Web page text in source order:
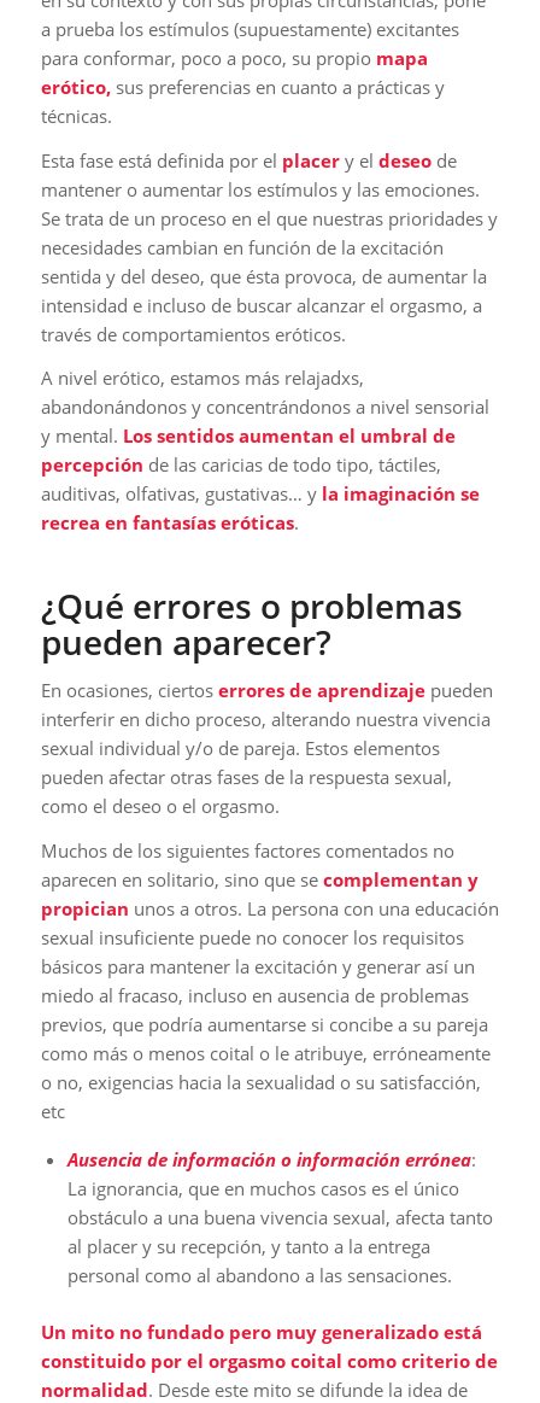
a prueba los estímulos (supuestamente) excitantes
para conformar, poco a poco, su propio mapa
erótico,sus preferencias en cuanto a prácticas y
técnicas.
Esta fase está definida por el placery el deseode
mantener o aumentar los estímulos y las emociones.
Se trata de un proceso en el que nuestras prioridades y
necesidades cambian en función de la excitación
sentida y del deseo, que ésta provoca, de aumentar la
intensidad e incluso de buscar alcanzar el orgasmo, a
través de comportamientos eróticos.
A nivel erótico, estamos más relajadxs,
abandonándonos y concentrándonos a nivel sensorial
y mental. Los sentidos aumentan el umbral de
percepción de las caricias de todo tipo, táctiles,
auditivas, olfativas, gustativas… y la imaginación se
recrea en fantasías eróticas.
¿Qué errores o problemas
pueden aparecer?
En ocasiones, ciertos errores de aprendizajepueden
interferir en dicho proceso, alterando nuestra vivencia
sexual individual y/o de pareja. Estos elementos
pueden afectar otras fases de la respuesta sexual,
como el deseo o el orgasmo.
Muchos de los siguientes factores comentados no
aparecen en solitario, sino que se complementan y
propician unos a otros. La persona con una educación
sexual insuficiente puede no conocer los requisitos
básicos para mantener la excitación y generar así un
miedo al fracaso, incluso en ausencia de problemas
previos, que podría aumentarse si concibe a su pareja
como más o menos coital o le atribuye, erróneamente
o no, exigencias hacia la sexualidad o su satisfacción,
etc
Ausencia de información o información errónea:
La ignorancia, que en muchos casos es el único
obstáculo a una buena vivencia sexual, afecta tanto
al placer y su recepción, y tanto a la entrega
personal como al abandono a las sensaciones.
Un mito no fundado pero muy generalizado está
constituido por el orgasmo coital como criterio de
normalidad. Desde este mito se difunde la idea de